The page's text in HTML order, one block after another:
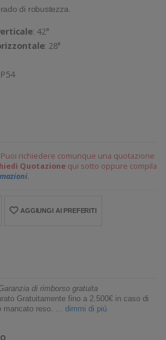
di robustezza.
: 42°
: 28°
richiedere comunque una quotazione
Quotazione qui sotto oppure compila
.
AGGIUNGI AI PREFERITI
di rimborso gratuita
Gratuitamente fino a 2.500€ in caso di
mancato reso. ... dimmi di più